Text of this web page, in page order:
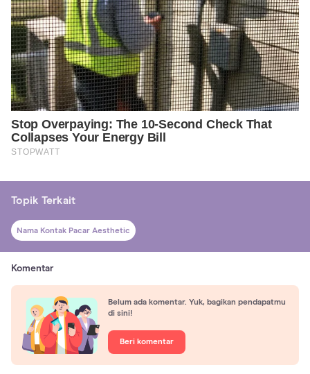
Topik Terkait
Nama Kontak Pacar Aesthetic
Komentar
Belum ada komentar. Yuk, bagikan pendapatmu
di sini!
Beri komentar